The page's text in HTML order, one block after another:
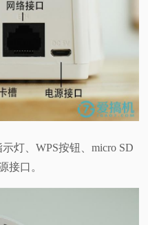
灯、WPS按钮、micro SD
接口。